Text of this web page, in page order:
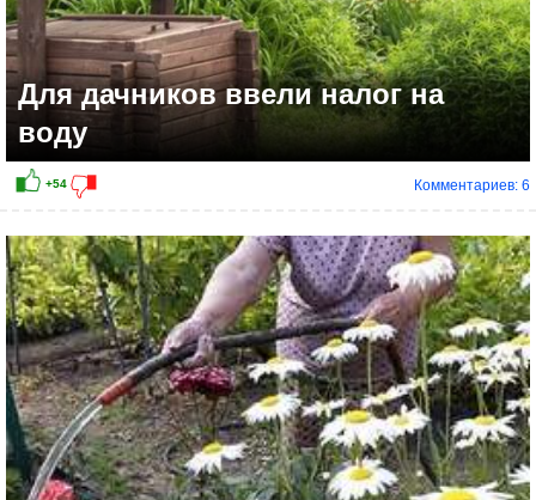
Для дачников ввели налог на
воду
Комментариев: 6